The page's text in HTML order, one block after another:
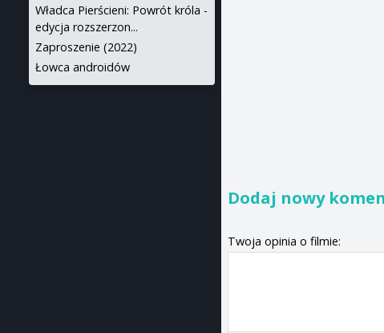
Dodaj nowy
Twoja opinia o filmie:
Władca Pierścieni: Powrót króla -
edycja rozszerzon...
Zaproszenie (2022)
Łowca androidów